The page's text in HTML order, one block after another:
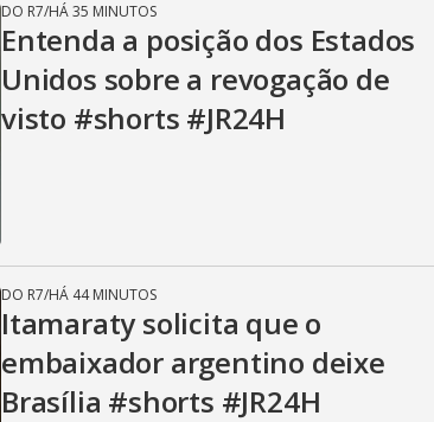
DO R7/HÁ 35 MINUTOS
Entenda a posição dos Estados
Unidos sobre a revogação de
visto #shorts #JR24H
DO R7/HÁ 44 MINUTOS
Itamaraty solicita que o
embaixador argentino deixe
Brasília #shorts #JR24H